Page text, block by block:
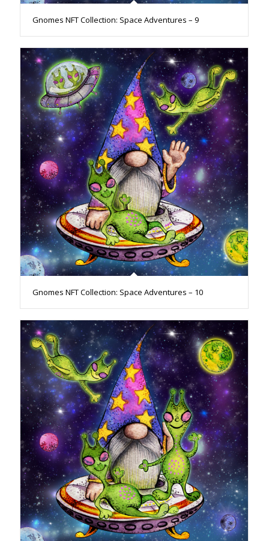
Gnomes NFT Collection: Space Adventures – 9
Gnomes NFT Collection: Space Adventures – 10